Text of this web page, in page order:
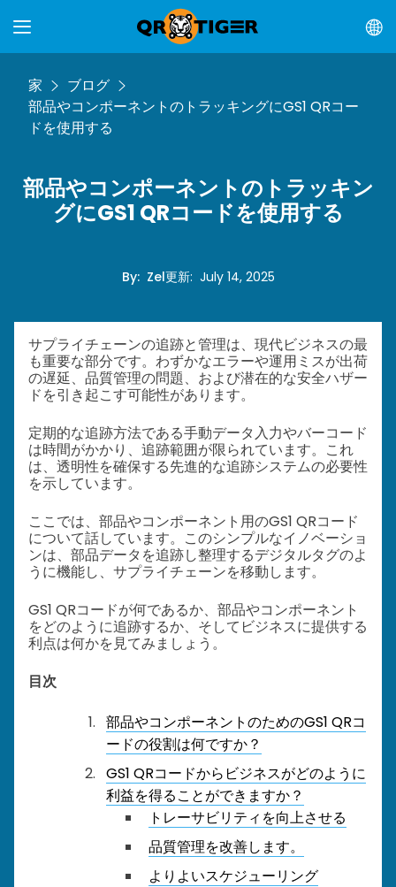
家
ブログ
部品やコンポーネントのトラッキングにGS1 QRコー
ドを使用する
部品やコンポーネントのトラッキン
グにGS1 QRコードを使用する
By: Zel更新: July 14, 2025
サプライチェーンの追跡と管理は、現代ビジネスの最
も重要な部分です。わずかなエラーや運用ミスが出荷
の遅延、品質管理の問題、および潜在的な安全ハザー
ドを引き起こす可能性があります。
定期的な追跡方法である手動データ入力やバーコード
は時間がかかり、追跡範囲が限られています。 これ
は、透明性を確保する先進的な追跡システムの必要性
を示しています。
ここでは、部品やコンポーネント用のGS1 QRコード
について話しています。このシンプルなイノベーショ
ンは、部品データを追跡し整理するデジタルタグのよ
うに機能し、サプライチェーンを移動します。
GS1 QRコードが何であるか、部品やコンポーネント
をどのように追跡するか、そしてビジネスに提供する
利点は何かを見てみましょう。
目次
部品やコンポーネントのためのGS1 QRコ
ードの役割は何ですか？
GS1 QRコードからビジネスがどのように
利益を得ることができますか？
トレーサビリティを向上させる
品質管理を改善します。
よりよいスケジューリング